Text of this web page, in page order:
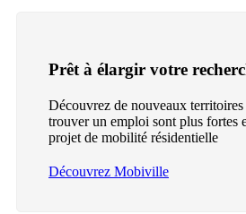
Prêt à élargir votre
Découvrez de nouveaux territoires
trouver un emploi sont plus fortes
projet de mobilité résidentielle
Découvrez Mobiville